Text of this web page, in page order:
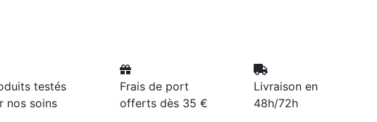
testés
nos soins
Frais de port
offerts dès 35 €
Livraison en
48h/72h